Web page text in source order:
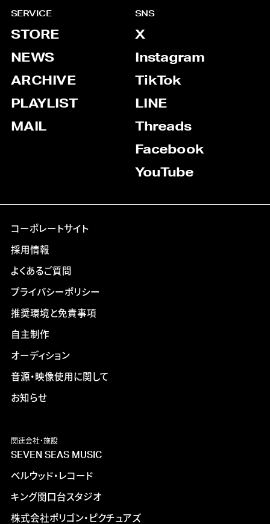
SERVICE
STORE
NEWS
ARCHIVE
PLAYLIST
MAIL
SNS
X
Instagram
TikTok
LINE
Threads
Facebook
YouTube
コーポレートサイト
採用情報
よくあるご質問
プライバシーポリシー
推奨環境と免責事項
自主制作
オーディション
音源・映像使用に関して
お知らせ
関連会社・施設
SEVEN SEAS MUSIC
ベルウッド・レコード
キング関口台スタジオ
株式会社ポリゴン・ピクチュアズ